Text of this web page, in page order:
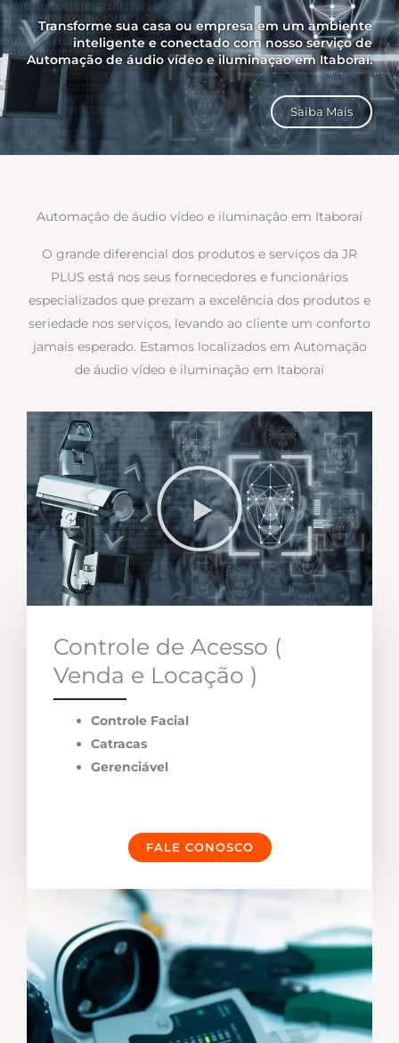
Transforme sua casa ou empresa em um ambiente
inteligente e conectado com nosso serviço de
Automação de áudio vídeo e iluminação em Itaboraí.
Saiba Mais
Automação de áudio vídeo e iluminação em Itaboraí
O grande diferencial dos produtos e serviços da JR
PLUS está nos seus fornecedores e funcionários
especializados que prezam a excelência dos produtos e
seriedade nos serviços, levando ao cliente um conforto
jamais esperado. Estamos localizados em Automação
de áudio vídeo e iluminação em Itaboraí
Controle de Acesso (
Venda e Locação )
Controle Facial
Catracas
Gerenciável
FALE CONOSCO